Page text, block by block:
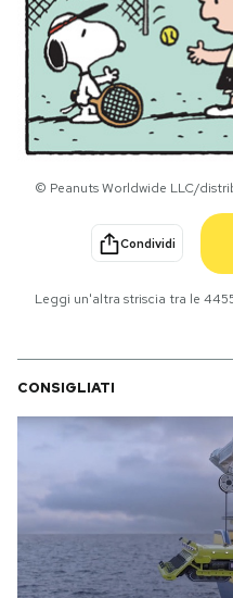
Scienza
Cultura
Economia
Sport
SHOP
AREA PERSONALE
© Peanuts Worldwide LLC/
Condividi
Leggi un'altra striscia tra le
CONSIGLIATI